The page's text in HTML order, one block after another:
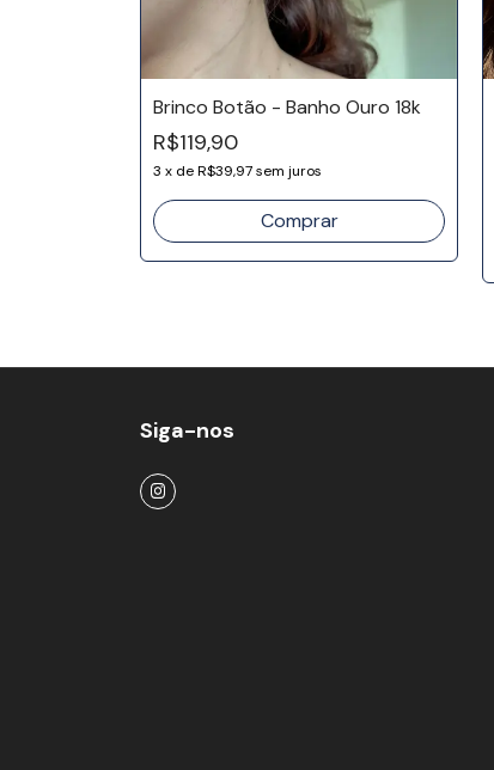
Brinco Botão - Banho Ouro 18k
R$119,90
3 x deR$39,97sem juros
Siga-nos